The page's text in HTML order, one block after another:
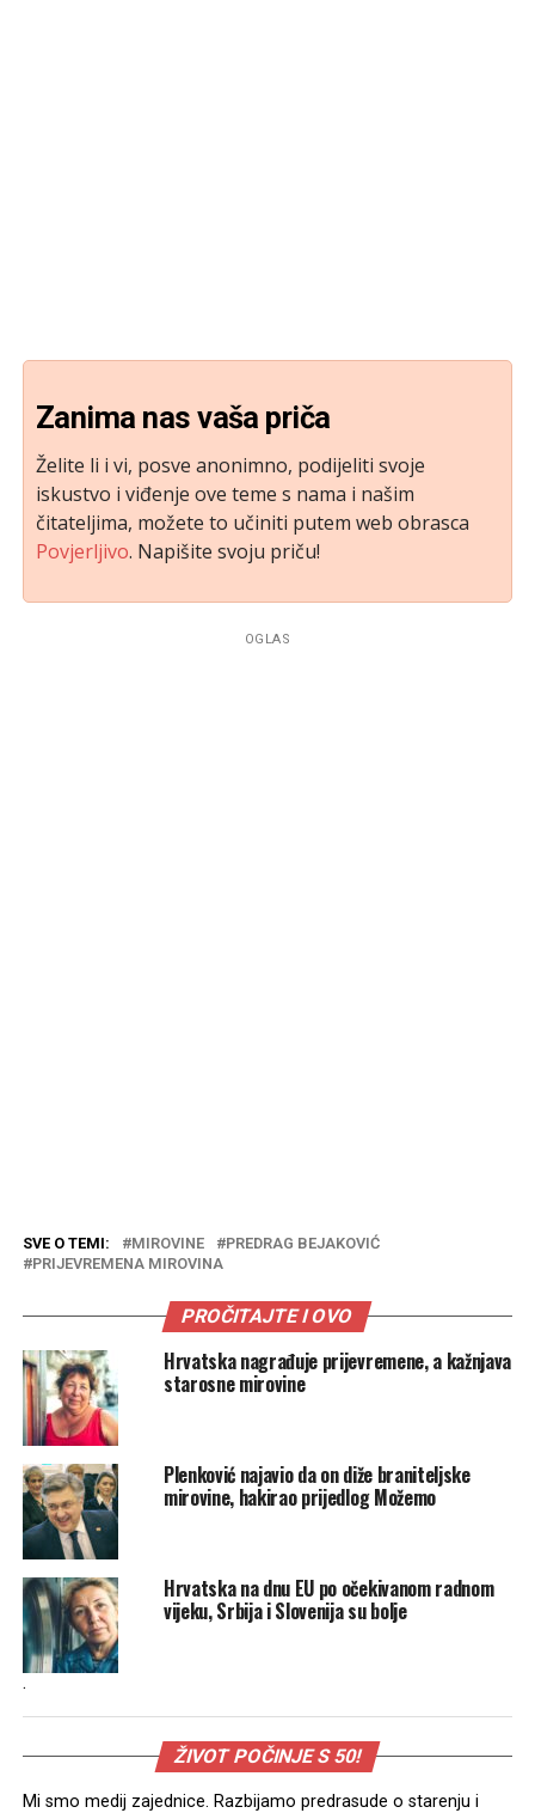
Zanima nas vaša priča
Želite li i vi, posve anonimno, podijeliti svoje
iskustvo i viđenje ove teme s nama i našim
čitateljima, možete to učiniti putem web obrasca
Povjerljivo. Napišite svoju priču!
OGLAS
SVE O TEMI: MIROVINE
PREDRAG BEJAKOVIĆ
PRIJEVREMENA MIROVINA
PROČITAJTE I OVO
Hrvatska nagrađuje prijevremene, a kažnjava
starosne mirovine
Plenković najavio da on diže braniteljske
mirovine, hakirao prijedlog Možemo
Hrvatska na dnu EU po očekivanom radnom
vijeku, Srbija i Slovenija su bolje
.
ŽIVOT POČINJE S 50!
Mi smo medij zajednice. Razbijamo predrasude o starenju i